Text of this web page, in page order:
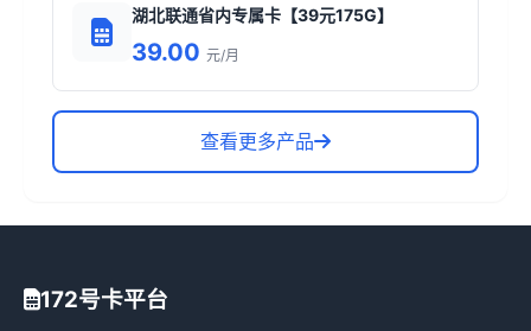
湖北联通省内专属卡【39元175G】
39.00 元/月
查看更多产品
172号卡平台